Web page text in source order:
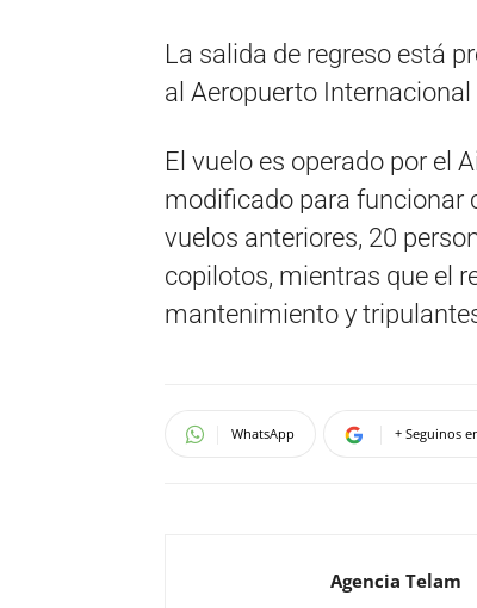
La salida de regreso está
al Aeropuerto
El vuelo es operado por el
modificado para funcionar
vuelos anteriores, 20
copilotos, mientras que el
mantenimiento y
WhatsApp + Seguinos
Agencia Telam